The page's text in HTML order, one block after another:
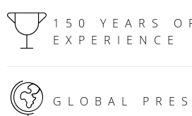
150 YEARS
EXPERIENCE
GLOBAL